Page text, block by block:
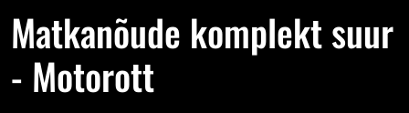
Matkanõude komplekt suur
- Motorott